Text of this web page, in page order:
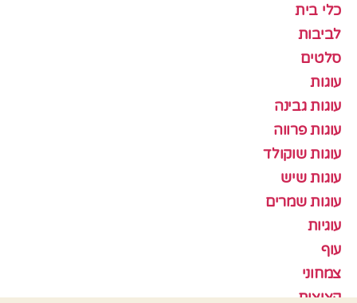
כלי בית
לביבות
סלטים
עוגות
עוגות גבינה
עוגות פרווה
עוגות שוקולד
עוגות שיש
עוגות שמרים
עוגיות
עוף
צמחוני
קציצות